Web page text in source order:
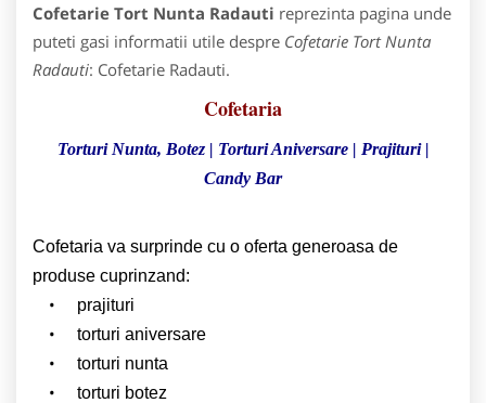
Cofetarie Tort Nunta Radauti reprezinta pagina unde
puteti gasi informatii utile despre Cofetarie Tort Nunta
Radauti: Cofetarie Radauti.
Cofetaria
Torturi Nunta, Botez | Torturi Aniversare | Prajituri |
Candy Bar
Cofetaria va surprinde cu o oferta generoasa de
produse cuprinzand:
prajituri
torturi aniversare
torturi nunta
torturi botez